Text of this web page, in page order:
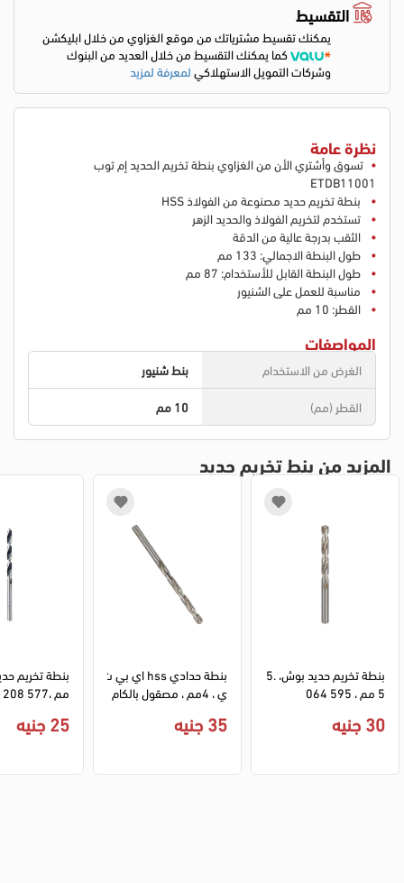
التقسيط
يمكنك تقسيط مشترياتك من موقع الغزاوي من خلال ابليكشن
كما يمكنك التقسيط من خلال العديد من البنوك
وشركات التمويل الاستهلاكيلمعرفة لمزيد
نظرة عامة
تسوق وأشتري الأن من الغزاوي بنطة تخريم الحديد إم توب
ETDB11001
بنطة تخريم حديد مصنوعة من الفولاذ HSS
تستخدم لتخريم الفولاذ والحديد الزهر
الثقب بدرجة عالية من الدقة
طول البنطة الاجمالي: 133 مم
طول البنطة القابل للأستخدام: 87 مم
مناسبة للعمل على الشنيور
القطر: 10 مم
المواصفات
الغرض من الاستخدام
بنط شنيور
القطر (مم)
10 مم
المزيد من بنط تخريم حديد
بنطة تخريم حديد بوش، 5.
5 مم ، 595 064
30 جنيه
بنطة حدادي hss اي بي ت
ي ، 4مم ، مصقول بالكام
ضمان انسيا)
35 جنيه
مم ،577 208
25 جنيه